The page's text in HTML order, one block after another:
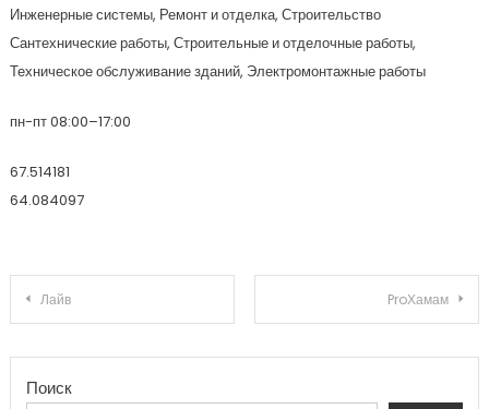
Инженерные системы, Ремонт и отделка, Строительство
Сантехнические работы, Строительные и отделочные работы,
Техническое обслуживание зданий, Электромонтажные работы
пн-пт 08:00–17:00
67.514181
64.084097
Навигация по записям
Лайв ProХамам
Поиск